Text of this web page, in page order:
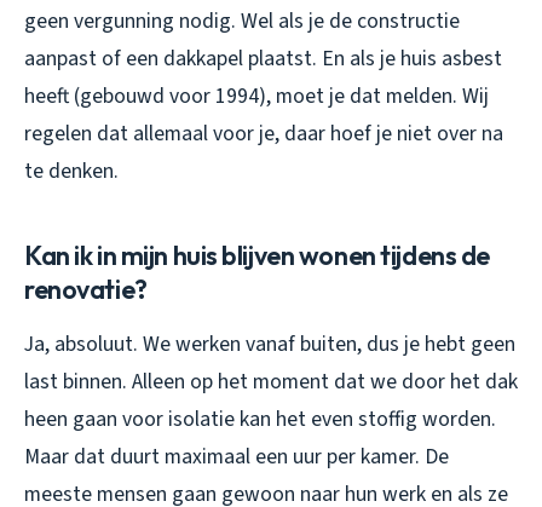
geen vergunning nodig. Wel als je de constructie
aanpast of een dakkapel plaatst. En als je huis asbest
heeft (gebouwd voor 1994), moet je dat melden. Wij
regelen dat allemaal voor je, daar hoef je niet over na
te denken.
Kan ik in mijn huis blijven wonen tijdens de
renovatie?
Ja, absoluut. We werken vanaf buiten, dus je hebt geen
last binnen. Alleen op het moment dat we door het dak
heen gaan voor isolatie kan het even stoffig worden.
Maar dat duurt maximaal een uur per kamer. De
meeste mensen gaan gewoon naar hun werk en als ze